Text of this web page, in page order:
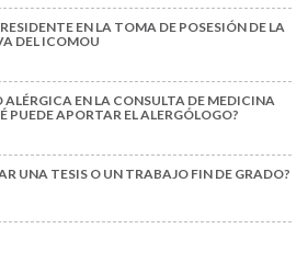
EN LA TOMA DE POSESIÓN DE LA
DEL ICOMOU
ALÉRGICA EN LA CONSULTA DE MEDICINA
PUEDE APORTAR EL ALERGÓLOGO?
UNA TESIS O UN TRABAJO FIN DE GRADO?